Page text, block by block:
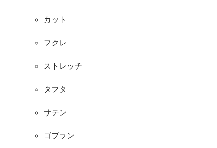
カット
フクレ
ストレッチ
タフタ
サテン
ゴブラン